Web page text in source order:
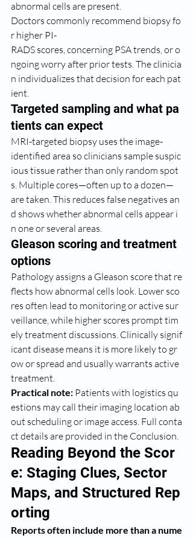
abnormal cells are present.
Doctors commonly recommend biopsy fo
r higher PI-
RADS scores, concerning PSA trends, or o
ngoing worry after prior tests. The clinicia
n individualizes that decision for each pat
ient.
Targeted sampling and what pa
tients can expect
MRI-targeted biopsy uses the image-
identified area so clinicians sample suspic
ious tissue rather than only random spot
s. Multiple cores—often up to a dozen—
are taken. This reduces false negatives an
d shows whether abnormal cells appear i
n one or several areas.
Gleason scoring and treatment
options
Pathology assigns a Gleason score that re
flects how abnormal cells look. Lower sco
res often lead to monitoring or active sur
veillance, while higher scores prompt tim
ely treatment discussions. Clinically signif
icant disease means it is more likely to gr
ow or spread and usually warrants active
treatment.
Practical note: Patients with logistics qu
estions may call their imaging location ab
out scheduling or image access. Full conta
ct details are provided in the Conclusion.
Reading Beyond the Scor
e: Staging Clues, Sector
Maps, and Structured Rep
orting
Reports often include more than a nume